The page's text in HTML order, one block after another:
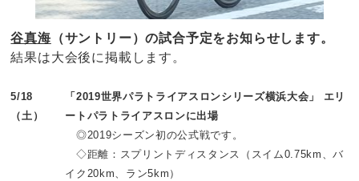
谷真海 （サントリー）の試合予定をお知らせします。
結果は大会後に掲載します。
5/18
（土）
「2019世界パラトライアスロンシリーズ横浜大会」 エリ
ートパラトライアスロンに出場
◎2019シーズン初の公式戦です。
◇距離：スプリントディスタンス（スイム0.75km、バ
イク20km、ラン5km）